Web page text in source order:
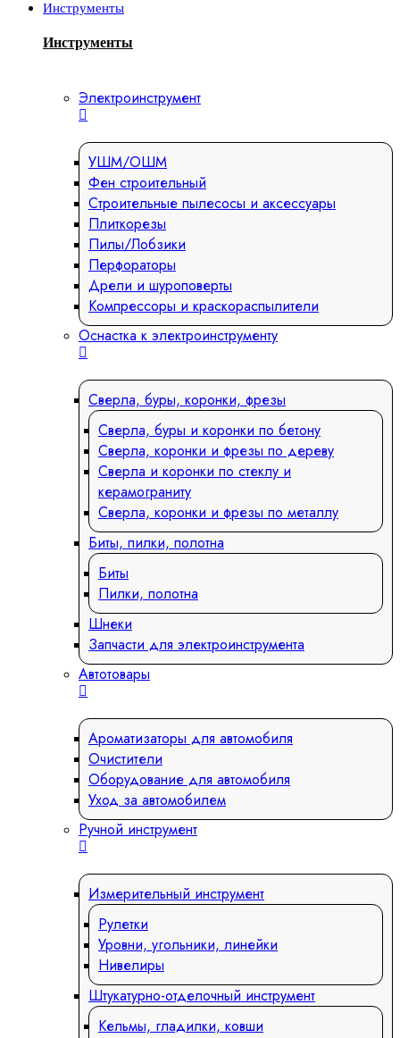
Инструменты
Инструменты
Электроинструмент
УШМ/ОШМ
Фен строительный
Строительные пылесосы и аксессуары
Плиткорезы
Пилы/Лобзики
Перфораторы
Дрели и шуроповерты
Компрессоры и краскораспылители
Оснастка к электроинструменту
Сверла, буры, коронки, фрезы
Сверла, буры и коронки по бетону
Сверла, коронки и фрезы по дереву
Сверла и коронки по стеклу и
керамограниту
Сверла, коронки и фрезы по металлу
Биты, пилки, полотна
Биты
Пилки, полотна
Шнеки
Запчасти для электроинструмента
Автотовары
Ароматизаторы для автомобиля
Очистители
Оборудование для автомобиля
Уход за автомобилем
Ручной инструмент
Измерительный инструмент
Рулетки
Уровни, угольники, линейки
Нивелиры
Штукатурно-отделочный инструмент
Кельмы, гладилки, ковши